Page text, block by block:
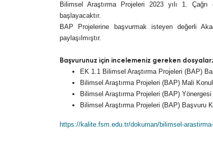
Bilimsel Araştırma Projeleri 2023 yılı 1. Çağrı
başlayacaktır.
BAP Projelerine başvurmak isteyen değerli
paylaşılmıştır.
Başvurunuz için incelemeniz gereken dosyalar;
EK 1.1 Bilimsel Araştırma Projeleri (BAP)
Bilimsel Araştırma Projeleri (BAP) Mali
Bilimsel Araştırma Projeleri (BAP) Yönergesi
Bilimsel Araştırma Projeleri (BAP) Başvuru
https://kalite.fsm.edu.tr/dokuman/bilimsel-